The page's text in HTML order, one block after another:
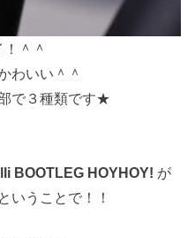
＾＾
わいい＾＾
で３種類です★
BOOTLEG HOYHOY! が
いうことで！！